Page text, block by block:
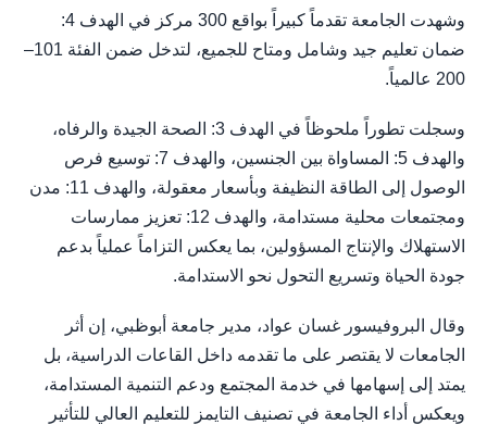
وشهدت الجامعة تقدماً كبيراً بواقع 300 مركز في الهدف 4:
ضمان تعليم جيد وشامل ومتاح للجميع، لتدخل ضمن الفئة 101–
200 عالمياً.
وسجلت تطوراً ملحوظاً في الهدف 3: الصحة الجيدة والرفاه،
والهدف 5: المساواة بين الجنسين، والهدف 7: توسيع فرص
الوصول إلى الطاقة النظيفة وبأسعار معقولة، والهدف 11: مدن
ومجتمعات محلية مستدامة، والهدف 12: تعزيز ممارسات
الاستهلاك والإنتاج المسؤولين، بما يعكس التزاماً عملياً بدعم
جودة الحياة وتسريع التحول نحو الاستدامة.
وقال البروفيسور غسان عواد، مدير جامعة أبوظبي، إن أثر
الجامعات لا يقتصر على ما تقدمه داخل القاعات الدراسية، بل
يمتد إلى إسهامها في خدمة المجتمع ودعم التنمية المستدامة،
ويعكس أداء الجامعة في تصنيف التايمز للتعليم العالي للتأثير